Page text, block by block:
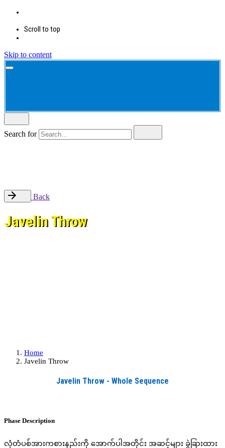
Scroll to top
Skip to content
Search for
Back
Javelin Throw
Home
Javelin Throw
Javelin Throw - Whole Sequence
Phase Description
လှံတံပစ်အားကစားနည်းကို အောက်ပါအတိုင်း အဆင့်များ ခွဲခြားထား